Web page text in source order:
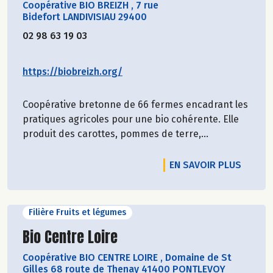
Coopérative BIO BREIZH , 7 rue
Bidefort LANDIVISIAU 29400
02 98 63 19 03
https://biobreizh.org/
Coopérative bretonne de 66 fermes encadrant les
pratiques agricoles pour une bio cohérente. Elle
produit des carottes, pommes de terre,...
EN SAVOIR PLUS
Filière Fruits et légumes
Découvrir le producteur
Bio Centre Loire
Coopérative BIO CENTRE LOIRE , Domaine de St
Gilles 68 route de Thenay 41400 PONTLEVOY